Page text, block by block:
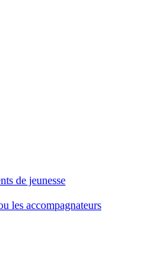
de jeunesse
les accompagnateurs